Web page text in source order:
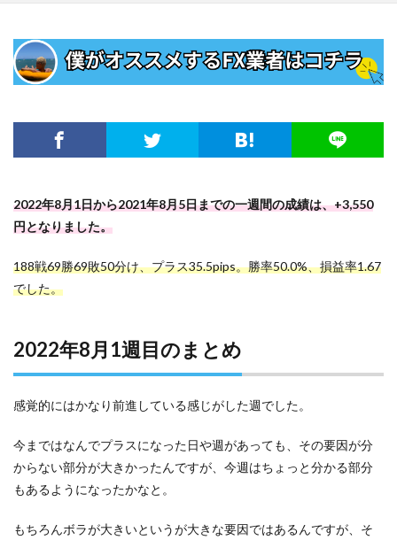
2022年8月1日から2021年8月5日までの一週間の成績は、+3,550
円となりました。
188戦69勝69敗50分け、プラス35.5pips。勝率50.0%、損益率1.67
でした。
2022年8月1週目のまとめ
感覚的にはかなり前進している感じがした週でした。
今まではなんでプラスになった日や週があっても、その要因が分
からない部分が大きかったんですが、今週はちょっと分かる部分
もあるようになったかなと。
もちろんボラが大きいというが大きな要因ではあるんですが、そ